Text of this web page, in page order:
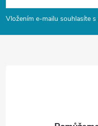
p
a
Vložením e-mailu souhlasíte s